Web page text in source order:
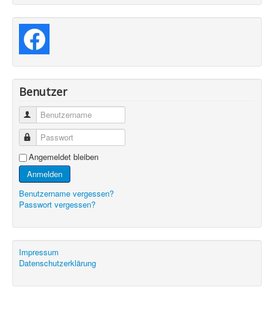
Benutzer
Benutzername
Passwort
Angemeldet bleiben
Anmelden
Benutzername vergessen?
Passwort vergessen?
Impressum
Datenschutzerklärung